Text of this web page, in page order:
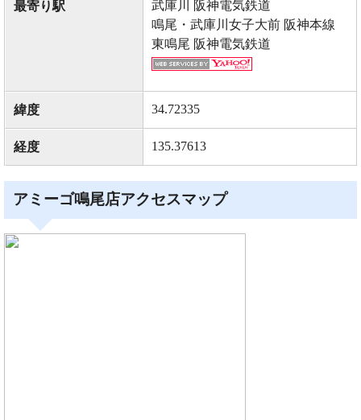
最寄り駅
武庫川 阪神電気鉄道
鳴尾・武庫川女子大前 阪神本線
東鳴尾 阪神電気鉄道
緯度 34.72335
経度 135.37613
アミーゴ鳴尾店アクセスマップ